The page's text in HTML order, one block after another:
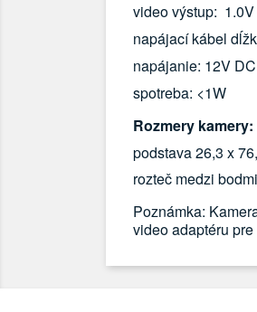
video výstup: 1.0V
napájací kábel
napájanie: 12V DC
spotreba: <1W
Rozmery kamery:
podstava 26,3 x
rozteč medzi
Poznámka:
video adaptéru